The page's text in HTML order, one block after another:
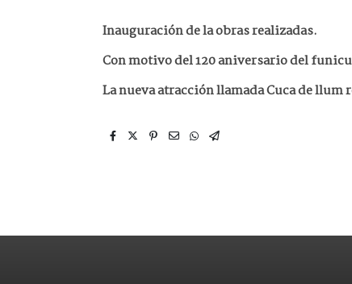
Inauguración de la obras realizadas.
Con motivo del 120 aniversario del
La nueva atracción llamada Cuca de